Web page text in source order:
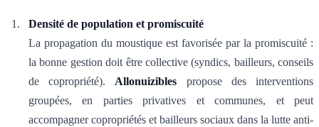
Densité de population et promiscuité
La propagation du moustique est favorisée par la promiscuité :
la bonne gestion doit être collective (syndics, bailleurs, conseils
de copropriété). Allonuizibles propose des interventions
groupées, en parties privatives et communes, et peut
accompagner copropriétés et bailleurs sociaux dans la lutte anti-